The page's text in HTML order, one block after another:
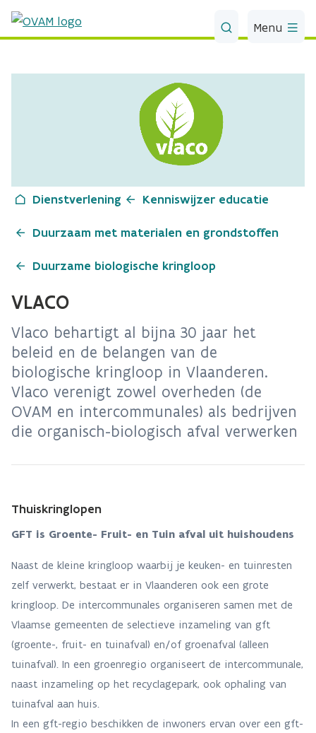
Skip to Main Content
Menu
Dienstverlening Kenniswijzer educatie
Duurzaam met materialen en grondstoffen
Duurzame biologische kringloop
VLACO
Vlaco behartigt al bijna 30 jaar het
beleid en de belangen van de
biologische kringloop in Vlaanderen.
Vlaco verenigt zowel overheden (de
OVAM en intercommunales) als bedrijven
die organisch-biologisch afval verwerken
Thuiskringlopen
GFT is Groente- Fruit- en Tuin afval uit huishoudens
Naast de kleine kringloop waarbij je keuken- en tuinresten
zelf verwerkt, bestaat er in Vlaanderen ook een grote
kringloop. De intercommunales organiseren samen met de
Vlaamse gemeenten de selectieve inzameling van gft
(groente-, fruit- en tuinafval) en/of groenafval (alleen
tuinafval). In een groenregio organiseert de intercommunale,
naast inzameling op het recyclagepark, ook ophaling van
tuinafval aan huis.
In een gft-regio beschikken de inwoners ervan over een gft-